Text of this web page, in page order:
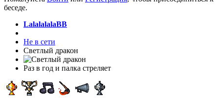
беседе.
LalalalalaBB
Не в сети
Светлый дракон
Раз в год и палка стреляет